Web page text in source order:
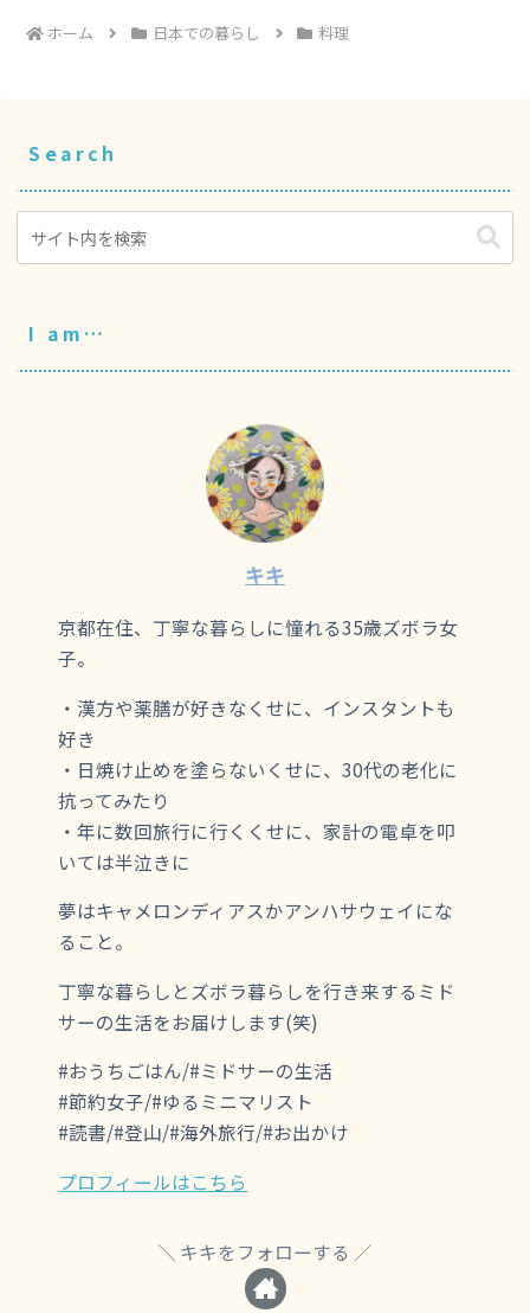
ホーム 日本での暮らし 料理
Search
I am…
キキ
京都在住、丁寧な暮らしに憧れる35歳ズボラ女
子。
・漢方や薬膳が好きなくせに、インスタントも
好き
・日焼け止めを塗らないくせに、30代の老化に
抗ってみたり
・年に数回旅行に行くくせに、家計の電卓を叩
いては半泣きに
夢はキャメロンディアスかアンハサウェイにな
ること。
丁寧な暮らしとズボラ暮らしを行き来するミド
サーの生活をお届けします(笑)
#おうちごはん/#ミドサーの生活
#節約女子/#ゆるミニマリスト
#読書/#登山/#海外旅行/#お出かけ
プロフィールはこちら
キキをフォローする